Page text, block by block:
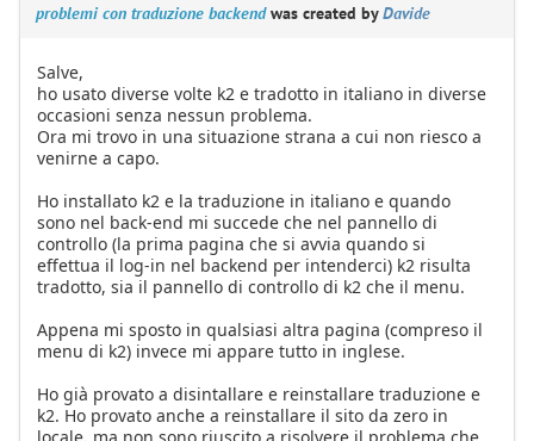
problemi con traduzione backendwas created byDavide
Salve,
ho usato diverse volte k2 e tradotto in italiano in diverse
occasioni senza nessun problema.
Ora mi trovo in una situazione strana a cui non riesco a
venirne a capo.
Ho installato k2 e la traduzione in italiano e quando
sono nel back-end mi succede che nel pannello di
controllo (la prima pagina che si avvia quando si
effettua il log-in nel backend per intenderci) k2 risulta
tradotto, sia il pannello di controllo di k2 che il menu.
Appena mi sposto in qualsiasi altra pagina (compreso il
menu di k2) invece mi appare tutto in inglese.
Ho già provato a disintallare e reinstallare traduzione e
k2. Ho provato anche a reinstallare il sito da zero in